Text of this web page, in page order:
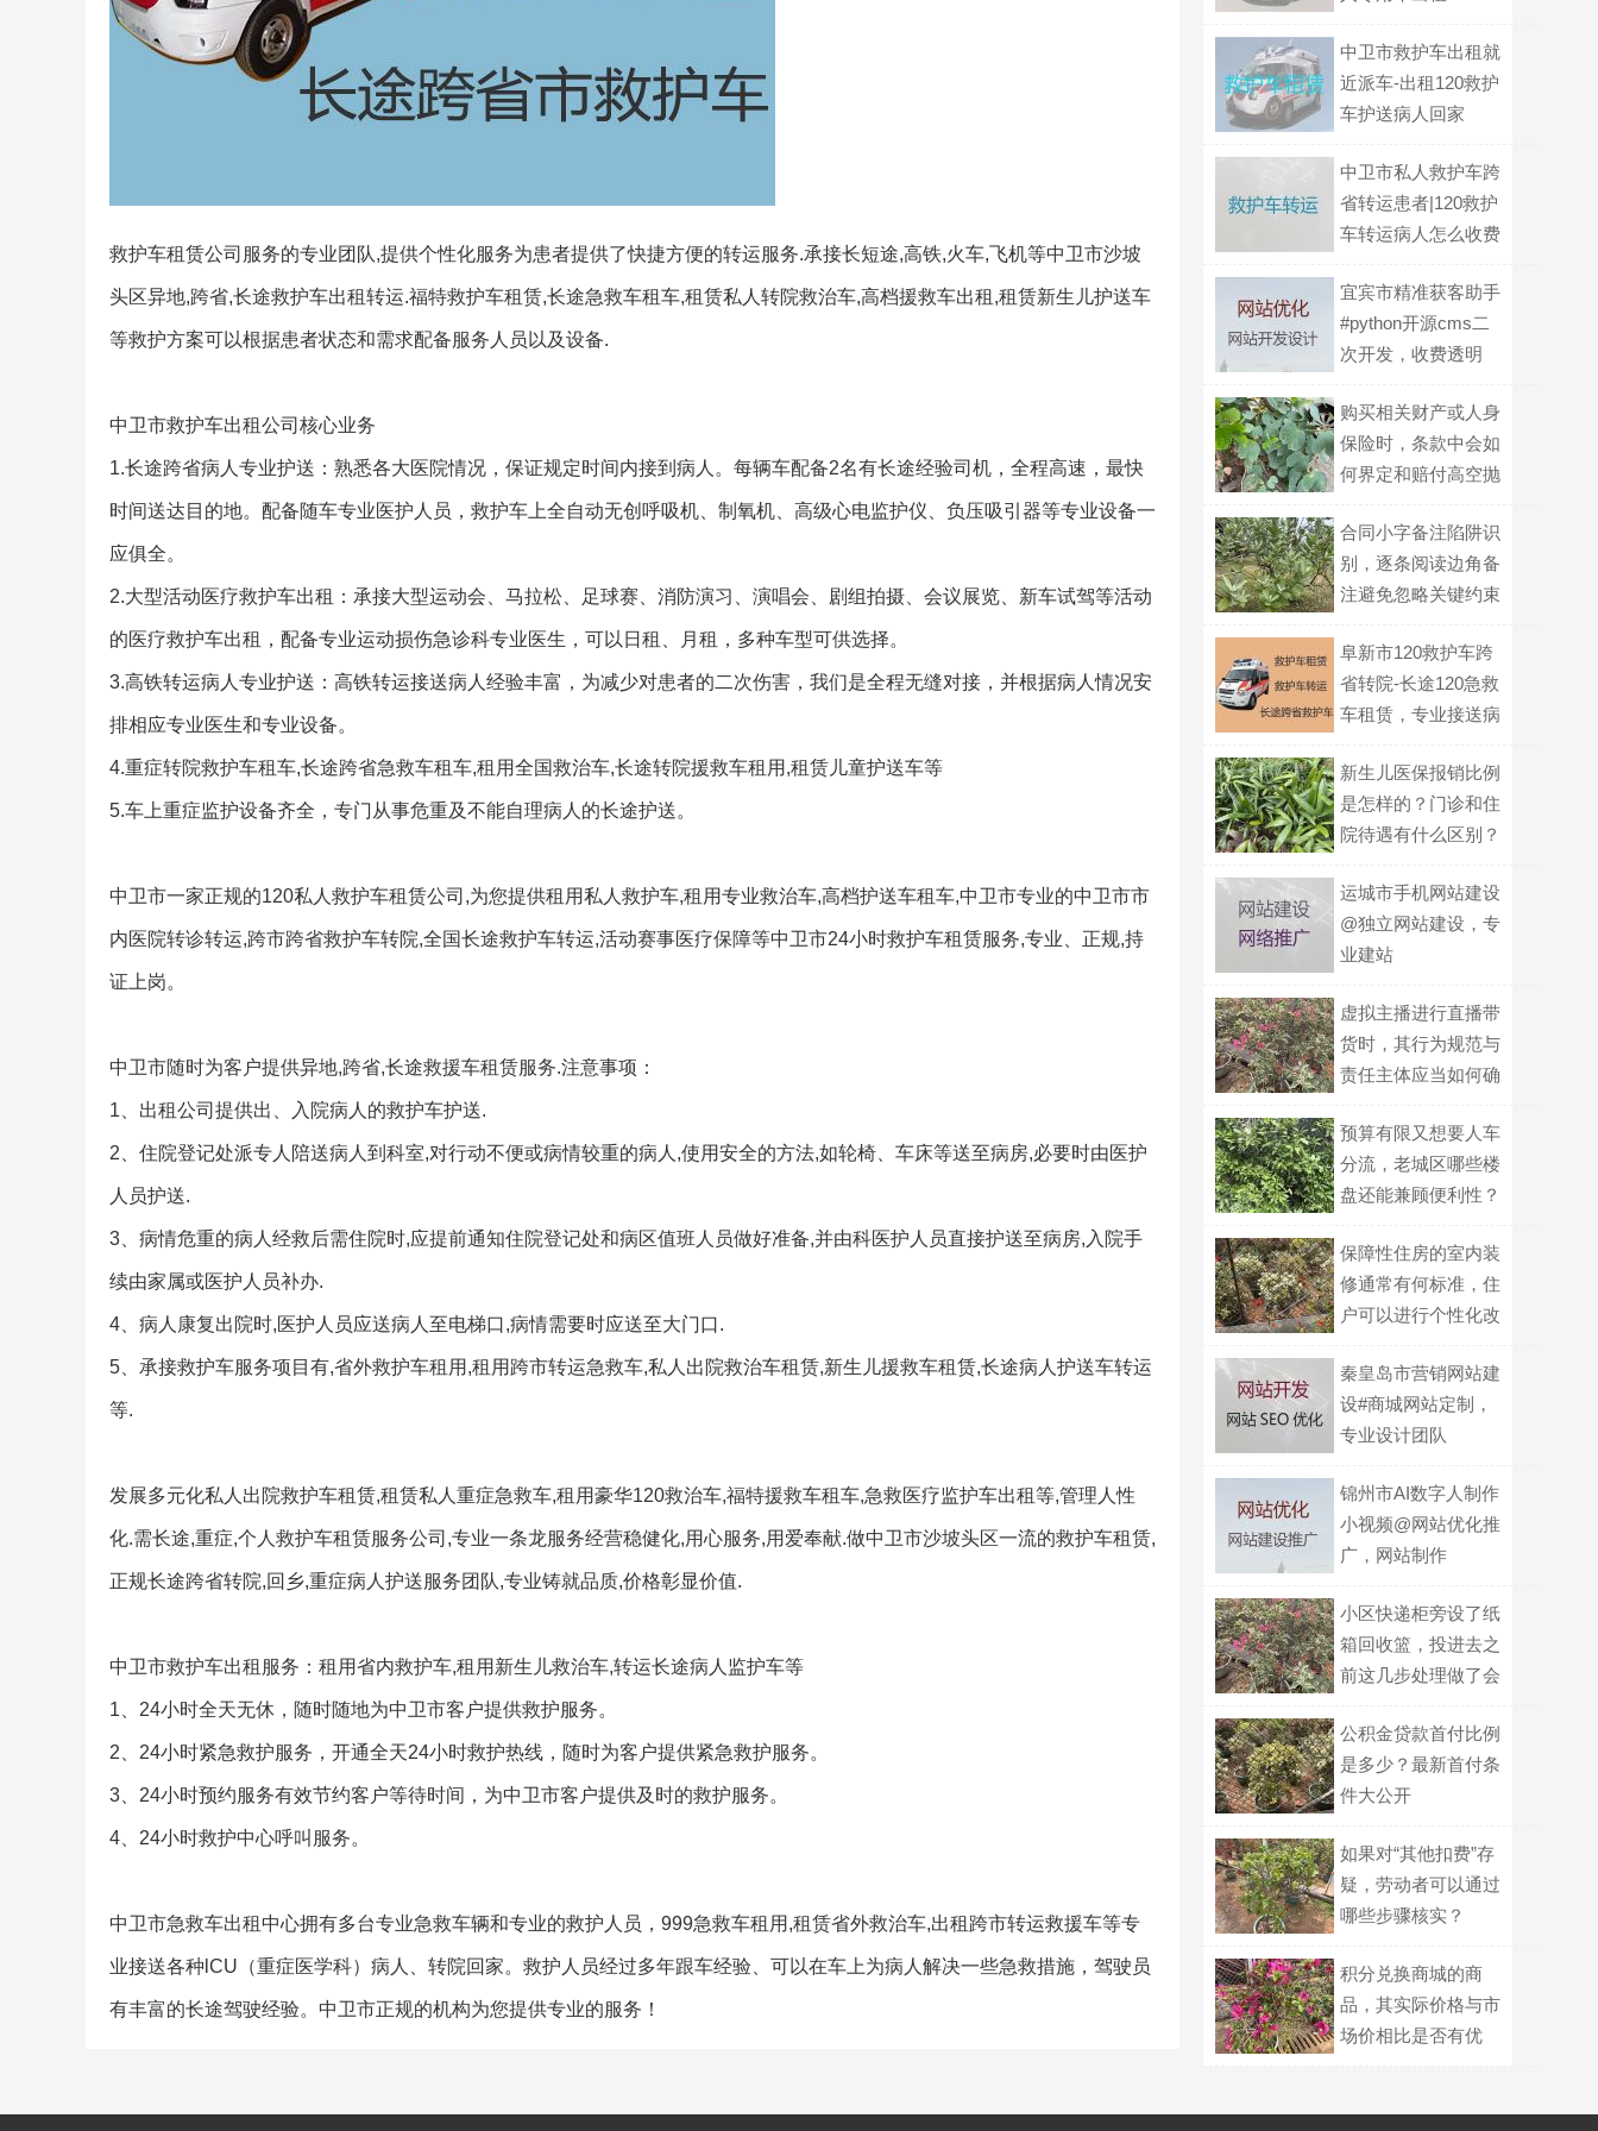
救护车租赁公司服务的专业团队,提供个性化服务为患者提供了快捷方便的转运服务.承接长短途,高铁,火车,飞机等中卫市沙坡
头区异地,跨省,长途救护车出租转运.福特救护车租赁,长途急救车租车,租赁私人转院救治车,高档援救车出租,租赁新生儿护送车
等救护方案可以根据患者状态和需求配备服务人员以及设备.
中卫市救护车出租公司核心业务
1.长途跨省病人专业护送：熟悉各大医院情况，保证规定时间内接到病人。每辆车配备2名有长途经验司机，全程高速，最快
时间送达目的地。配备随车专业医护人员，救护车上全自动无创呼吸机、制氧机、高级心电监护仪、负压吸引器等专业设备一
应俱全。
2.大型活动医疗救护车出租：承接大型运动会、马拉松、足球赛、消防演习、演唱会、剧组拍摄、会议展览、新车试驾等活动
的医疗救护车出租，配备专业运动损伤急诊科专业医生，可以日租、月租，多种车型可供选择。
3.高铁转运病人专业护送：高铁转运接送病人经验丰富，为减少对患者的二次伤害，我们是全程无缝对接，并根据病人情况安
排相应专业医生和专业设备。
4.重症转院救护车租车,长途跨省急救车租车,租用全国救治车,长途转院援救车租用,租赁儿童护送车等
5.车上重症监护设备齐全，专门从事危重及不能自理病人的长途护送。
中卫市一家正规的120私人救护车租赁公司,为您提供租用私人救护车,租用专业救治车,高档护送车租车,中卫市专业的中卫市市
内医院转诊转运,跨市跨省救护车转院,全国长途救护车转运,活动赛事医疗保障等中卫市24小时救护车租赁服务,专业、正规,持
证上岗。
中卫市随时为客户提供异地,跨省,长途救援车租赁服务.注意事项：
1、出租公司提供出、入院病人的救护车护送.
2、住院登记处派专人陪送病人到科室,对行动不便或病情较重的病人,使用安全的方法,如轮椅、车床等送至病房,必要时由医护
人员护送.
3、病情危重的病人经救后需住院时,应提前通知住院登记处和病区值班人员做好准备,并由科医护人员直接护送至病房,入院手
续由家属或医护人员补办.
4、病人康复出院时,医护人员应送病人至电梯口,病情需要时应送至大门口.
5、承接救护车服务项目有,省外救护车租用,租用跨市转运急救车,私人出院救治车租赁,新生儿援救车租赁,长途病人护送车转运
等.
发展多元化私人出院救护车租赁,租赁私人重症急救车,租用豪华120救治车,福特援救车租车,急救医疗监护车出租等,管理人性
化.需长途,重症,个人救护车租赁服务公司,专业一条龙服务经营稳健化,用心服务,用爱奉献.做中卫市沙坡头区一流的救护车租赁,
正规长途跨省转院,回乡,重症病人护送服务团队,专业铸就品质,价格彰显价值.
中卫市救护车出租服务：租用省内救护车,租用新生儿救治车,转运长途病人监护车等
1、24小时全天无休，随时随地为中卫市客户提供救护服务。
2、24小时紧急救护服务，开通全天24小时救护热线，随时为客户提供紧急救护服务。
3、24小时预约服务有效节约客户等待时间，为中卫市客户提供及时的救护服务。
4、24小时救护中心呼叫服务。
中卫市急救车出租中心拥有多台专业急救车辆和专业的救护人员，999急救车租用,租赁省外救治车,出租跨市转运救援车等专
业接送各种lCU（重症医学科）病人、转院回家。救护人员经过多年跟车经验、可以在车上为病人解决一些急救措施，驾驶员
有丰富的长途驾驶经验。中卫市正规的机构为您提供专业的服务！
中卫市救护车出租就
近派车-出租120救护
车护送病人回家
中卫市私人救护车跨
省转运患者|120救护
车转运病人怎么收费
宜宾市精准获客助手
#python开源cms二
次开发，收费透明
购买相关财产或人身
保险时，条款中会如
何界定和赔付高空抛
合同小字备注陷阱识
别，逐条阅读边角备
注避免忽略关键约束
阜新市120救护车跨
省转院-长途120急救
车租赁，专业接送病
新生儿医保报销比例
是怎样的？门诊和住
院待遇有什么区别？
运城市手机网站建设
@独立网站建设，专
业建站
虚拟主播进行直播带
货时，其行为规范与
责任主体应当如何确
预算有限又想要人车
分流，老城区哪些楼
盘还能兼顾便利性？
保障性住房的室内装
修通常有何标准，住
户可以进行个性化改
秦皇岛市营销网站建
设#商城网站定制，
专业设计团队
锦州市AI数字人制作
小视频@网站优化推
广，网站制作
小区快递柜旁设了纸
箱回收篮，投进去之
前这几步处理做了会
公积金贷款首付比例
是多少？最新首付条
件大公开
如果对“其他扣费”存
疑，劳动者可以通过
哪些步骤核实？
积分兑换商城的商
品，其实际价格与市
场价相比是否有优